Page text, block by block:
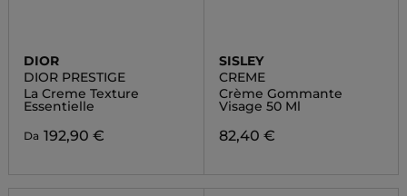
DIOR
DIOR PRESTIGE
La Creme Texture
Essentielle
Da 192,90 €
SISLEY
CREME
Crème Gommante
Visage 50 Ml
82,40 €